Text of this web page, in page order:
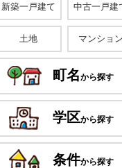
新築一戸建て 中古一戸建
土地 マンション
町名から探す
学区から探す
条件から探す